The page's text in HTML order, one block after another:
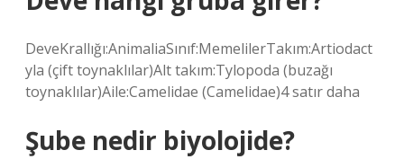
DeveKrallığı:AnimaliaSınıf:MemelilerTakım:Artiodact
yla (çift toynaklılar)Alt takım:Tylopoda (buzağı
toynaklılar)Aile:Camelidae (Camelidae)4 satır daha
Şube nedir biyolojide?